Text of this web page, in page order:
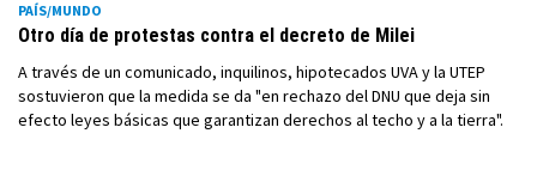
PAÍS/MUNDO
Otro día de protestas contra el decreto de Milei
A través de un comunicado, inquilinos, hipotecados UVA y la UTEP
sostuvieron que la medida se da "en rechazo del DNU que deja sin
efecto leyes básicas que garantizan derechos al techo y a la tierra".